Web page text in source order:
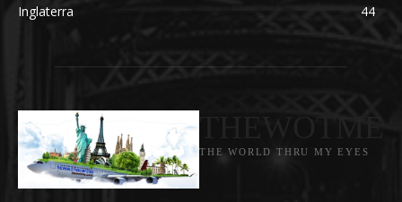
Inglaterra
44
THE WORLD THRU MY EYES